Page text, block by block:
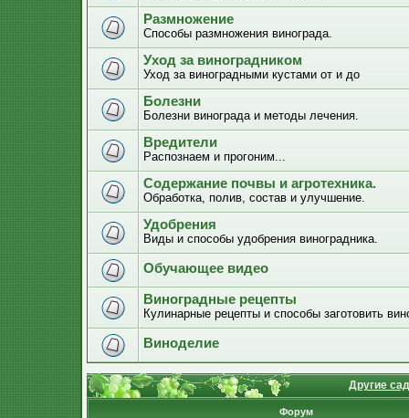
Размножение
Способы размножения винограда.
Уход за виноградником
Уход за виноградными кустами от и до
Болезни
Болезни винограда и методы лечения.
Вредители
Распознаем и прогоним...
Содержание почвы и агротехника.
Обработка, полив, состав и улучшение.
Удобрения
Виды и способы удобрения виноградника.
Обучающее видео
Виноградные рецепты
Кулинарные рецепты и способы заготовить
Виноделие
Другие
Форум